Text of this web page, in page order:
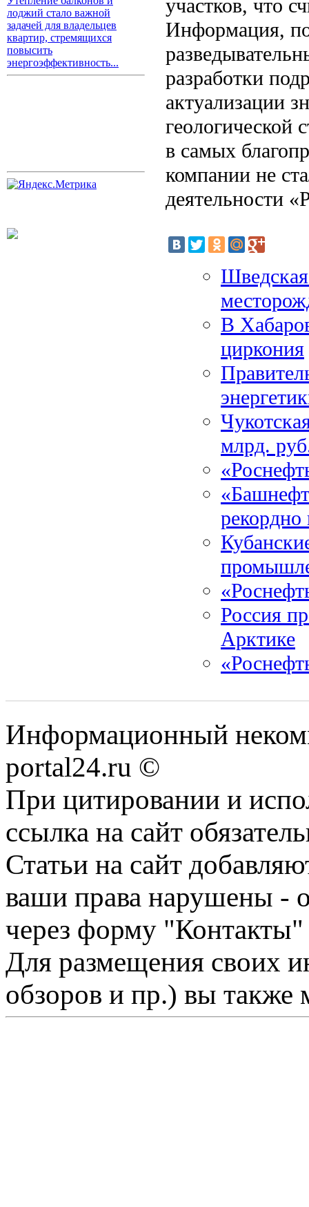
лоджий стало важной
задачей для владельцев
квартир, стремящихся
повысить
энергоэффективность...
участков, что
Информация,
разработки
актуализации
геологической
в самых
компании не
деятельности
В
циркония
млрд.
рекордно
Россия
Арктике
Информационный
portal24.ru ©
При цитировании и
ссылка на сайт
Статьи на сайт
ваши права нарушены -
через форму "Контакты"
Для размещения своих
обзоров и пр.) вы также